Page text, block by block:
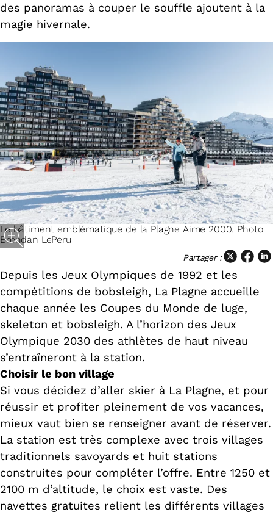
des panoramas à couper le souffle ajoutent à la
magie hivernale.
Le bâtiment emblématique de la Plagne Aime 2000. Photo
Brendan LePeru
Partager :
Depuis les Jeux Olympiques de 1992 et les
compétitions de bobsleigh, La Plagne accueille
chaque année les Coupes du Monde de luge,
skeleton et bobsleigh. A l’horizon des Jeux
Olympique 2030 des athlètes de haut niveau
s’entraîneront à la station.
Choisir le bon village
Si vous décidez d’aller skier à La Plagne, et pour
réussir et profiter pleinement de vos vacances,
mieux vaut bien se renseigner avant de réserver.
La station est très complexe avec trois villages
traditionnels savoyards et huit stations
construites pour compléter l’offre. Entre 1250 et
2100 m d’altitude, le choix est vaste. Des
navettes gratuites relient les différents villages